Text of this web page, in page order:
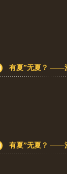
有夏”无夏？ ——
有夏”无夏？ ——